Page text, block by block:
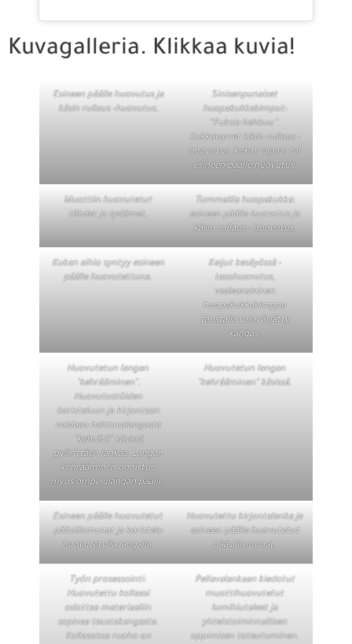
Kuvagalleria. Klikkaa kuvia!
Esineen päälle huovutus ja
käsin rullaus -huovutus.
Sinisenpunaiset
huopakukkakimput:
”Fuksia hehkuu”.
Kukkavarret käsin rullaus -
huovutus, kukat vapaa- tai
esineen päälle huovutus.
Muottiin huovutetut
tähdet ja sydämet.
Tummalila huopakukka:
esineen päälle huovutus ja
käsin rullaus - huovutus.
Kukan aihio syntyy esineen
päälle huovutettuna.
Keijut kesäyössä -
tasohuovutus,
vaaleansininen
huopakukkakimppu
taustalla valovärjätty
kangas.
Huovutetun langan
"kehrääminen".
Huovutustöiden
koristeluun ja kirjontaan
voidaan hahtuvalangasta
”kehrätä” käsissä
pyörittäen lankaa. Langan
kehrääminen onnistuu
myös ompelulangan päälle.
Huovutetun langan
"kehrääminen" käsissä.
Esineen päälle huovutetut
pääsiäismunat ja koristelu
huovutetulla langalla.
Huovutettu kirjontalanka ja
esineen päälle huovutetut
pääsiäismunat.
Työn prosessointi:
Huovutettu kollaasi
odottaa materiaaliin
sopivaa taustakangasta.
Kollaasissa ruoho on
Pellavalankaan kiedotut
muottihuovutetut
lumihiutaleet ja
yhteistoiminnallisen
oppimisen toteutuminen.